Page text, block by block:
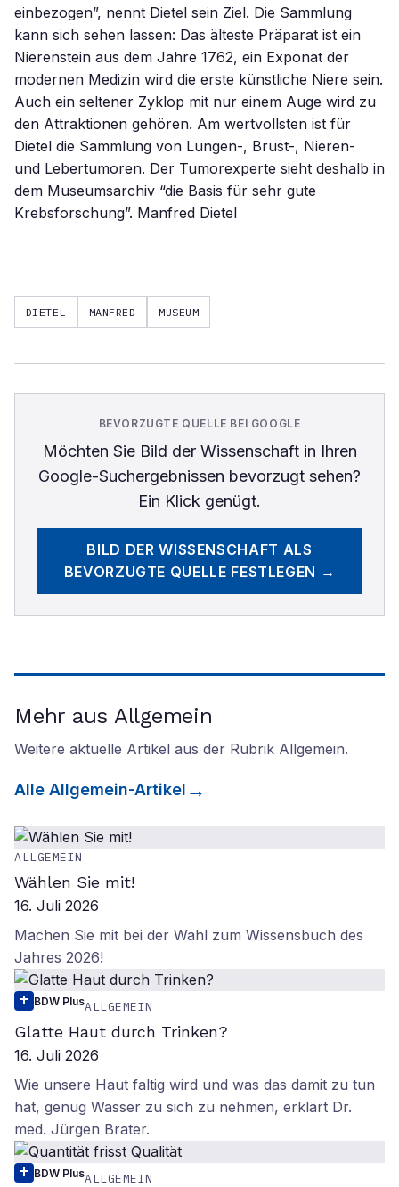
einbezogen”, nennt Dietel sein Ziel. Die Sammlung
kann sich sehen lassen: Das älteste Präparat ist ein
Nierenstein aus dem Jahre 1762, ein Exponat der
modernen Medizin wird die erste künstliche Niere sein.
Auch ein seltener Zyklop mit nur einem Auge wird zu
den Attraktionen gehören. Am wertvollsten ist für
Dietel die Sammlung von Lungen-, Brust-, Nieren-
und Lebertumoren. Der Tumorexperte sieht deshalb in
dem Museumsarchiv “die Basis für sehr gute
Krebsforschung”. Manfred Dietel
DIETEL MANFRED MUSEUM
BEVORZUGTE QUELLE BEI GOOGLE
Möchten Sie Bild der Wissenschaftin Ihren
Google-Suchergebnissen bevorzugt sehen?
Ein Klick genügt.
BILD DER WISSENSCHAFT ALS
BEVORZUGTE QUELLE FESTLEGEN →
Mehr aus Allgemein
Weitere aktuelle Artikel aus der Rubrik Allgemein.
Alle Allgemein-Artikel
ALLGEMEIN
Wählen Sie mit!
16. Juli 2026
Machen Sie mit bei der Wahl zum Wissensbuch des
Jahres 2026!
BDW PlusALLGEMEIN
Glatte Haut durch Trinken?
16. Juli 2026
Wie unsere Haut faltig wird und was das damit zu tun
hat, genug Wasser zu sich zu nehmen, erklärt Dr.
med. Jürgen Brater.
BDW PlusALLGEMEIN